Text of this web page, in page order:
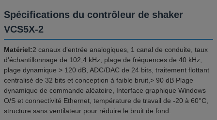
Spécifications du contrôleur de shaker
VCS5X-2
Matériel:2 canaux d'entrée analogiques, 1 canal de conduite, taux
d'échantillonnage de 102,4 kHz, plage de fréquences de 40 kHz,
plage dynamique > 120 dB, ADC/DAC de 24 bits, traitement flottant
centralisé de 32 bits et conception à faible bruit,> 90 dB Plage
dynamique de commande aléatoire, Interface graphique Windows
O/S et connectivité Ethernet, température de travail de -20 à 60°C,
structure sans ventilateur pour réduire le bruit de fond.